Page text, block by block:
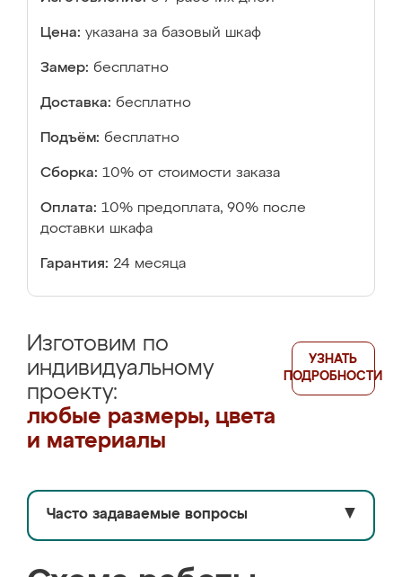
Цена: указана за базовый шкаф
Замер: бесплатно
Доставка: бесплатно
Подъём: бесплатно
Сборка: 10% от стоимости заказа
Оплата: 10% предоплата, 90% после
доставки шкафа
Гарантия: 24 месяца
Изготовим по
индивидуальному
проекту:
любые размеры, цвета
и материалы
УЗНАТЬ
ПОДРОБНОСТИ
Часто задаваемые вопросы ▼